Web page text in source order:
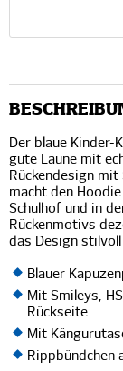
Der blaue Kinder-
gute Laune mit
Rückendesign mit
macht den
Schulhof und in
Rückenmotivs
das Design stilvoll
Blauer
Mit Smileys,
Rückseite
Mit
Rippbündchen